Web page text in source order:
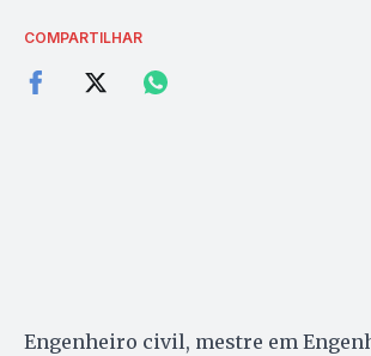
COMPARTILHAR
Engenheiro civil, mestre em